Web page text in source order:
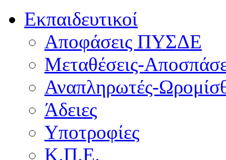
Εκπαιδευτικοί
Αποφάσεις ΠΥΣΔΕ
Μεταθέσεις-
Αναπληρωτές-
Άδειες
Υποτροφίες
Κ.Π.Ε.